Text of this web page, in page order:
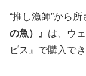
“推し漁師”から
の魚）』 は、ウ
ビス』で購入でき